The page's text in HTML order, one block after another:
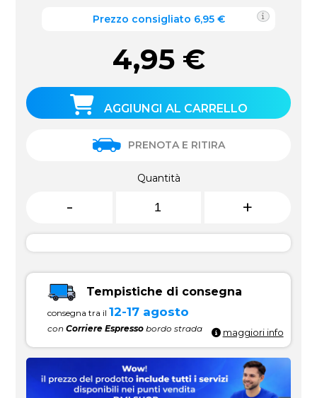
Prezzo consigliato 6,95 €
4,95 €
AGGIUNGI AL CARRELLO
PRENOTA E RITIRA
Quantità
- +
Tempistiche di consegna
consegna tra il 12-17 agosto
conCorriere Espresso bordo strada maggiori info